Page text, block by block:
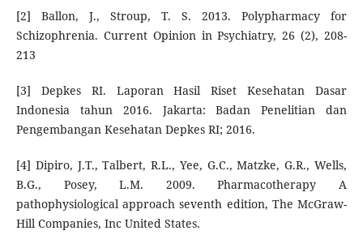
[2] Ballon, J., Stroup, T. S. 2013. Polypharmacy for
Schizophrenia. Current Opinion in Psychiatry, 26 (2), 208-
213
[3] Depkes RI. Laporan Hasil Riset Kesehatan Dasar
Indonesia tahun 2016. Jakarta: Badan Penelitian dan
Pengembangan Kesehatan Depkes RI; 2016.
[4] Dipiro, J.T., Talbert, R.L., Yee, G.C., Matzke, G.R., Wells,
B.G., Posey, L.M. 2009. Pharmacotherapy A
pathophysiological approach seventh edition, The McGraw-
Hill Companies, Inc United States.